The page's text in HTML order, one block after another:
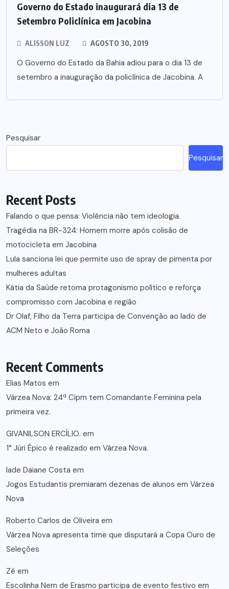
Governo do Estado inaugurará dia 13 de
Setembro Policlínica em Jacobina
ALISSON LUZ AGOSTO 30, 2019
O Governo do Estado da Bahia adiou para o dia 13 de
setembro a inauguração da policlínica de Jacobina. A
Pesquisar
Pesquisar
Recent Posts
Falando o que pensa: Violência não tem ideologia.
Tragédia na BR-324: Homem morre após colisão de
motocicleta em Jacobina
Lula sanciona lei que permite uso de spray de pimenta por
mulheres adultas
Kátia da Saúde retoma protagonismo político e reforça
compromisso com Jacobina e região
Dr Olaf, Filho da Terra participa de Convenção ao lado de
ACM Neto e João Roma
Recent Comments
Elias Matos em
Várzea Nova: 24ª Cipm tem Comandante Feminina pela
primeira vez.
GIVANILSON ERCÍLIO. em
1° Júri Épico é realizado em Várzea Nova.
lade Daiane Costa em
Jogos Estudantis premiaram dezenas de alunos em Várzea
Nova
Roberto Carlos de Oliveira em
Várzea Nova apresenta time que disputará a Copa Ouro de
Seleções
Zé em
Escolinha Nem de Erasmo participa de evento festivo em